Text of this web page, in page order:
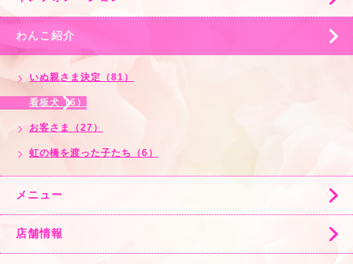
わんこ紹介
いぬ親さま決定（81）
看板犬（6）
お客さま（27）
虹の橋を渡った子たち（6）
メニュー
店舗情報